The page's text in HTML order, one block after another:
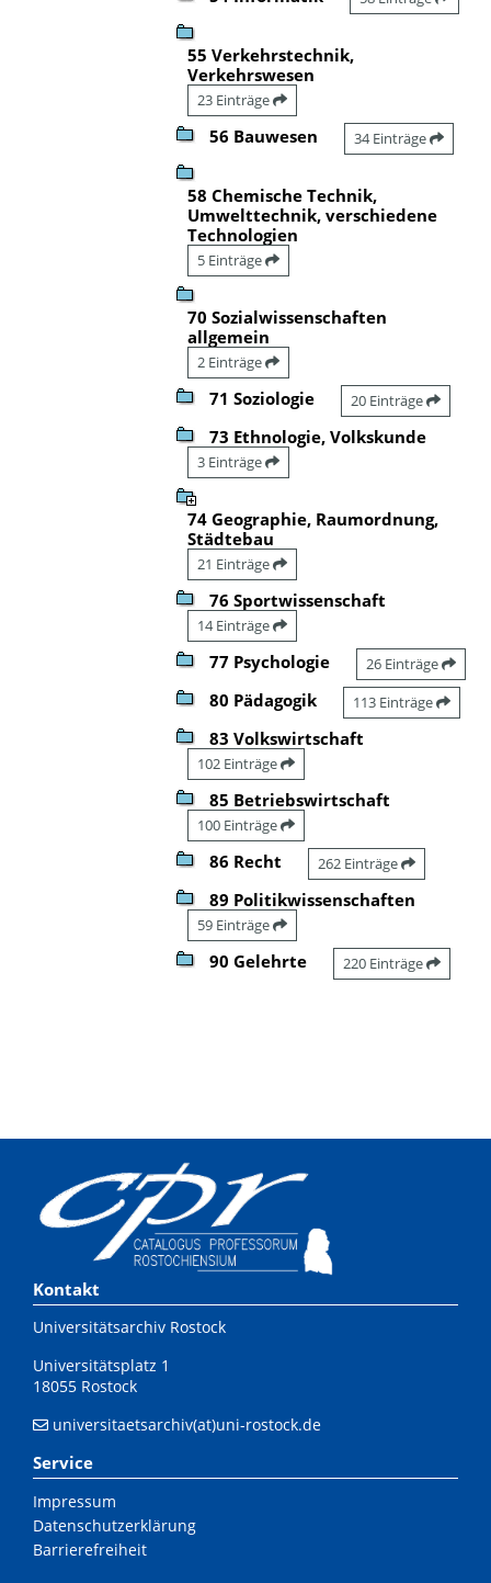
55 Verkehrstechnik,
Verkehrswesen
23 Einträge
56 Bauwesen 34 Einträge
58 Chemische Technik,
Umwelttechnik, verschiedene
Technologien
5 Einträge
70 Sozialwissenschaften
allgemein
2 Einträge
71 Soziologie 20 Einträge
73 Ethnologie, Volkskunde
3 Einträge
74 Geographie, Raumordnung,
Städtebau
21 Einträge
76 Sportwissenschaft
14 Einträge
77 Psychologie 26 Einträge
80 Pädagogik 113 Einträge
83 Volkswirtschaft
102 Einträge
85 Betriebswirtschaft
100 Einträge
86 Recht 262 Einträge
89 Politikwissenschaften
59 Einträge
90 Gelehrte 220 Einträge
Kontakt
Universitätsarchiv Rostock
Universitätsplatz 1
18055 Rostock
universitaetsarchiv(at)uni-rostock.de
Service
Impressum
Datenschutzerklärung
Barrierefreiheit